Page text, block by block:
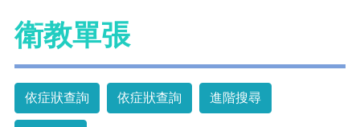
衛教單張
依症狀查詢 依症狀查詢 進階搜尋